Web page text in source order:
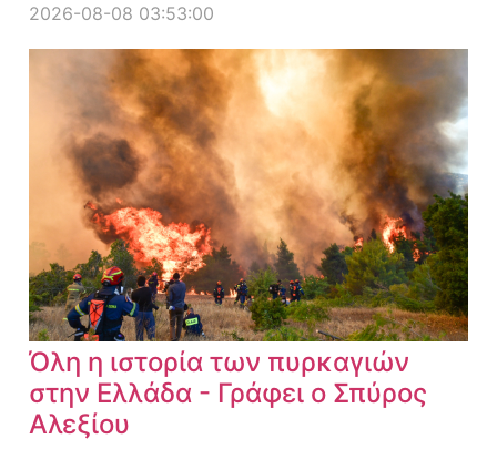
2026-08-08 03:53:00
Όλη η ιστορία των πυρκαγιών
στην Ελλάδα - Γράφει ο Σπύρος
Αλεξίου